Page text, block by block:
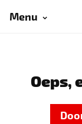
Menu
Oeps,